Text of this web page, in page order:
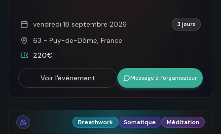
vendredi 18 septembre 2026 3 jours
63 - Puy-de-Dôme, France
220€
Voir l'événement Message à l’organisateur
Breathwork Somatique Méditation